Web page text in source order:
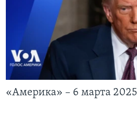
«Америка» – 6 марта 2025